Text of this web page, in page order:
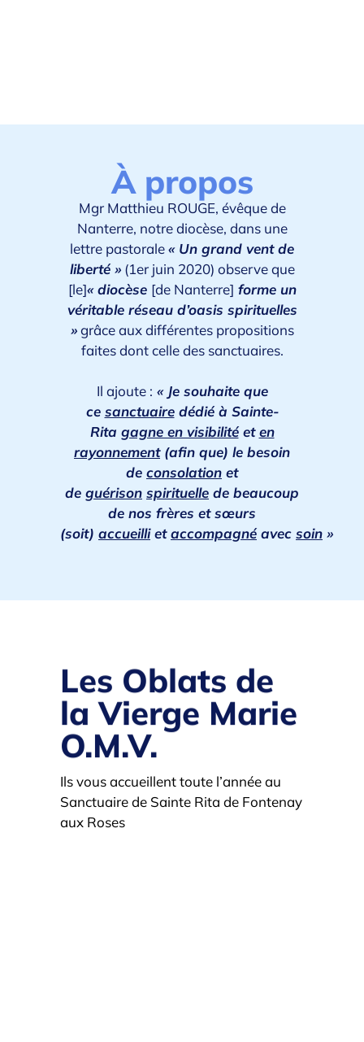
À propos
Mgr Matthieu ROUGE, évêque de
Nanterre, notre diocèse, dans une
lettre pastorale« Un grand vent de
liberté » (1er juin 2020) observe que
[le]« diocèse [de Nanterre] forme un
véritable réseau d’oasis spirituelles
»grâce aux différentes propositions
faites dont celle des sanctuaires.
Il ajoute : « Je souhaite que
ce sanctuairedédié à Sainte-
Rita gagne en visibilitéeten
rayonnement(afin que) le besoin
de consolation et
de guérison spirituelle de beaucoup
de nos frères et sœurs
(soit) accueillietaccompagné avec soin »
Les Oblats de
la Vierge Marie
O.M.V.
Ils vous accueillent toute l’année au
Sanctuaire de Sainte Rita de Fontenay
aux Roses